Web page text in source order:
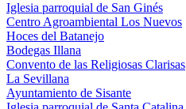
Iglesia parroquial de San Ginés
Centro Agroambiental Los Nuevos
Hoces del Batanejo
Bodegas Illana
Convento de las Religiosas Clarisas
La Sevillana
Ayuntamiento de Sisante